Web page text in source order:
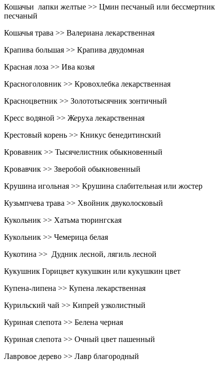
Кошачьи лапки желтые >> Цмин песчаный или бессмертник
песчаный
Кошачья трава >> Валериана лекарственная
Крапива большая >> Крапива двудомная
Красная лоза >> Ива козья
Красноголовник >> Кровохлебка лекарственная
Красноцветник >> Золототысячник зонтичный
Кресс водяной >> Жеруха лекарственная
Крестовый корень >> Кникус бенедитинский
Кровавник >> Тысячелистник обыкновенный
Кровавчик >> Зверобой обыкновенный
Крушина игольная >> Крушина слабительная или жостер
Кузьмпчева трава >> Хвойник двуколосковый
Кукольник >> Хатьма тюрингская
Кукольник >> Чемерица белая
Кукотина >> Дудник лесной, лягиль лесной
Кукушник Горицвет кукушкин или кукушкин цвет
Купена-липена >> Купена лекарственная
Курильский чай >> Кипрей узколистный
Куриная слепота >> Белена черная
Куриная слепота >> Очный цвет пашенный
Лавровое дерево >> Лавр благородный